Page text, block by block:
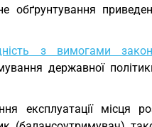
обґрунтування
з вимогами
державної
експлуатації місця